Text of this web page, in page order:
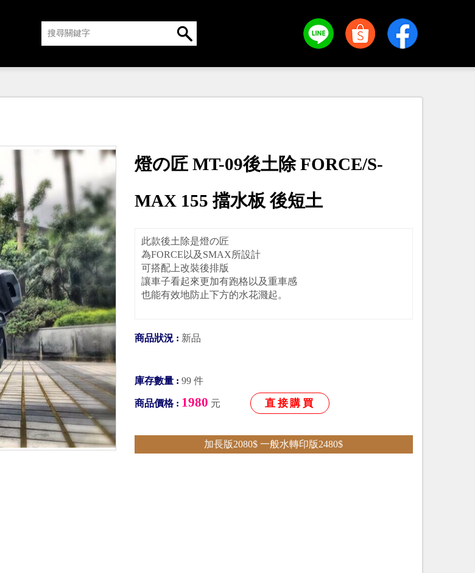
燈の匠 MT-09後土除 FORCE/S-
MAX 155 擋水板 後短土
此款後土除是燈の匠
為FORCE以及SMAX所設計
可搭配上改裝後排版
讓車子看起來更加有跑格以及重車感
也能有效地防止下方的水花濺起。
商品狀況 : 新品
庫存數量 : 99 件
商品價格 : 1980 元 直接購買
加長版2080$ 一般水轉印版2480$